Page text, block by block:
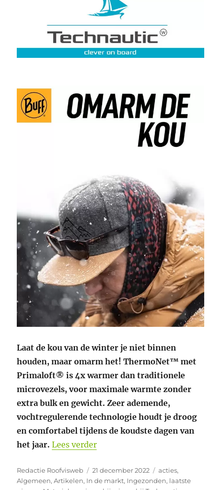
Laat de kou van de winter je niet binnen
houden, maar omarm het! ThermoNet™ met
Primaloft® is 4x warmer dan traditionele
microvezels, voor maximale warmte zonder
extra bulk en gewicht. Zeer ademende,
vochtregulerende technologie houdt je droog
en comfortabel tijdens de koudste dagen van
het jaar. Lees verder“Omarm de kou.”
Auteur
Redactie Roofvisweb
Geplaatst
op
21 december 2022 Categorieën
acties,
Algemeen,Artikelen, In de markt, Ingezonden, laatste